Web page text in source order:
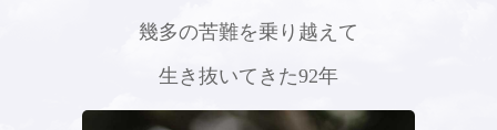
幾多の苦難を乗り越えて
生き抜いてきた92年